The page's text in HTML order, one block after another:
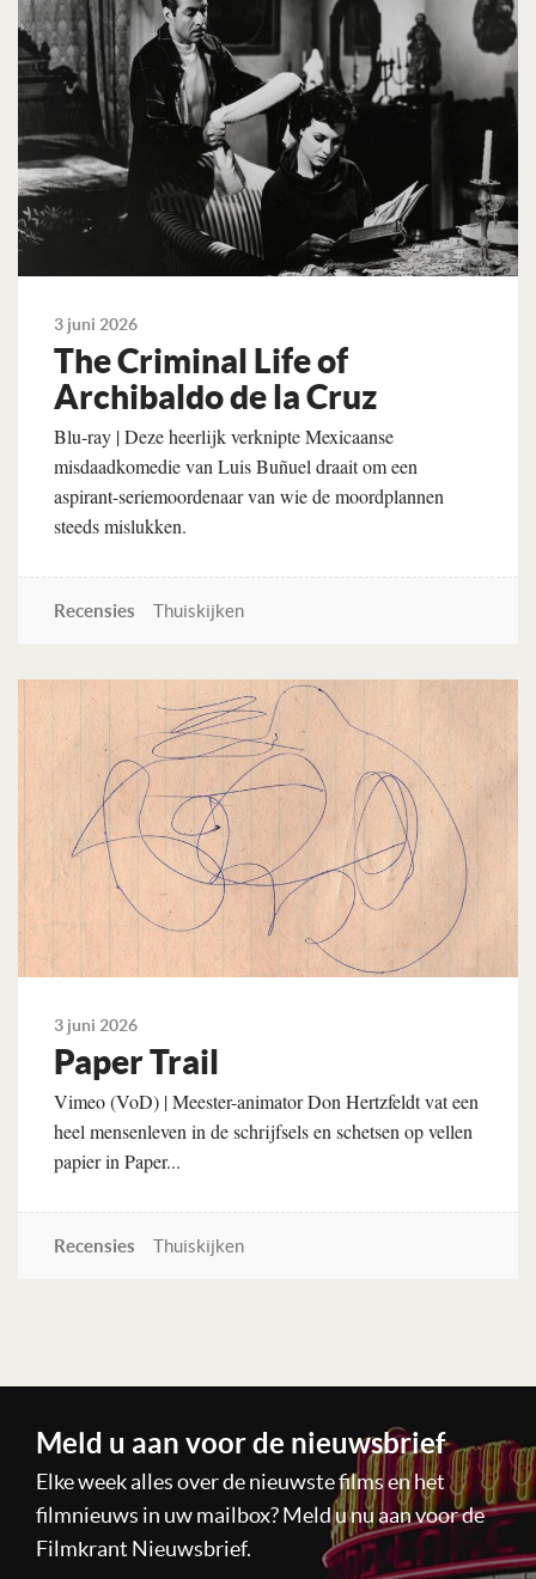
3 juni 2026
The Criminal Life of
Archibaldo de la Cruz
Blu-ray | Deze heerlijk verknipte Mexicaanse
misdaadkomedie van Luis Buñuel draait om een
aspirant-seriemoordenaar van wie de moordplannen
steeds mislukken.
Recensies Thuiskijken
Lees verder
3 juni 2026
Paper Trail
Vimeo (VoD) | Meester-animator Don Hertzfeldt vat een
heel mensenleven in de schrijfsels en schetsen op vellen
papier in Paper...
Recensies Thuiskijken
Meld u aan voor de nieuwsbrief
Elke week alles over de nieuwste films en het
filmnieuws in uw mailbox? Meld u nu aan voor de
Filmkrant Nieuwsbrief.